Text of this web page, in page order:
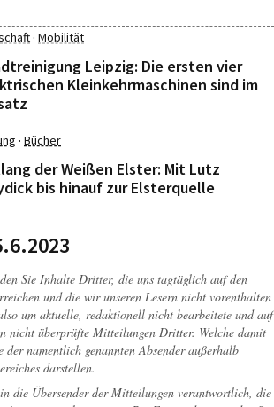
· Mobilität
Leipzig: Die ersten vier
Kleinkehrmaschinen sind im
· Bücher
der Weißen Elster: Mit Lutz
bis hinauf zur Elsterquelle
Sie Inhalte Dritter, die uns tagtäglich auf den
und die wir unseren Lesern nicht vorenthalten
um aktuelle, redaktionell nicht bearbeitete und auf
nicht überprüfte Mitteilungen Dritter. Welche damit
der namentlich genannten Absender außerhalb
darstellen.
die Übersender der Mitteilungen verantwortlich, die